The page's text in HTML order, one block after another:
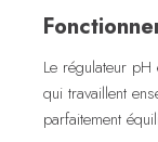
Le régulateur
qui travaillent
parfaitement